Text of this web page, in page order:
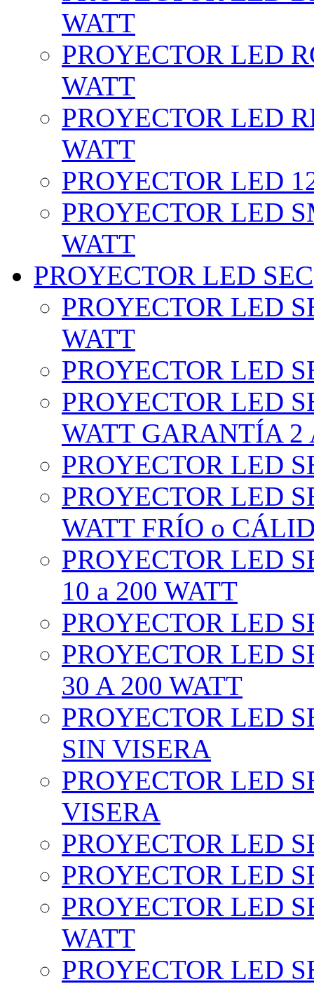
WATT
PROYECTOR LED
WATT
PROYECTOR LED
WATT
PROYECTOR LED
PROYECTOR LED
WATT
PROYECTOR LED SEC
PROYECTOR LED
WATT
PROYECTOR LED
PROYECTOR LED
WATT GARANTÍA 2
PROYECTOR LED
PROYECTOR LED
WATT FRÍO o
PROYECTOR LED
10 a 200 WATT
PROYECTOR LED
PROYECTOR LED
30 A 200 WATT
PROYECTOR LED
SIN VISERA
PROYECTOR LED
VISERA
PROYECTOR LED
PROYECTOR LED
PROYECTOR LED
WATT
PROYECTOR LED